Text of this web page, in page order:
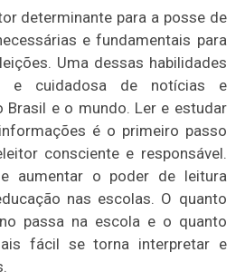
determinante para a posse de
e fundamentais para
Uma dessas habilidades
e cuidadosa de notícias e
e o mundo. Ler e estudar
é o primeiro passo
consciente e responsável.
aumentar o poder de leitura
nas escolas. O quanto
passa na escola e o quanto
fácil se torna interpretar e